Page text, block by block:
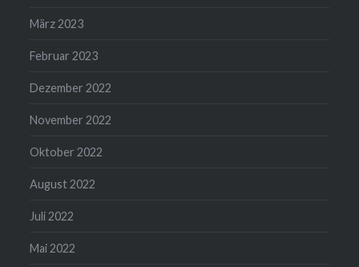
März 2023
Februar 2023
Dezember 2022
November 2022
Oktober 2022
August 2022
Juli 2022
Mai 2022